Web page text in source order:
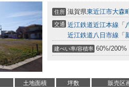
住所 滋賀県東近江市大森
交通 近江鉄道近江本線 「
近江鉄道八日市線 「
建ぺい率/容積率 60%/200%
土地面積 坪数 販売区